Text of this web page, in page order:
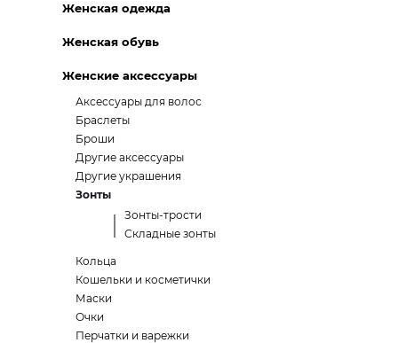
Женская одежда
Женская обувь
Женские аксессуары
Аксессуары для волос
Браслеты
Броши
Другие аксессуары
Другие украшения
Зонты
Зонты-трости
Складные зонты
Кольца
Кошельки и косметички
Маски
Очки
Перчатки и варежки